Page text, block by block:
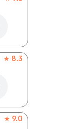
★ 8.3
★ 9.0